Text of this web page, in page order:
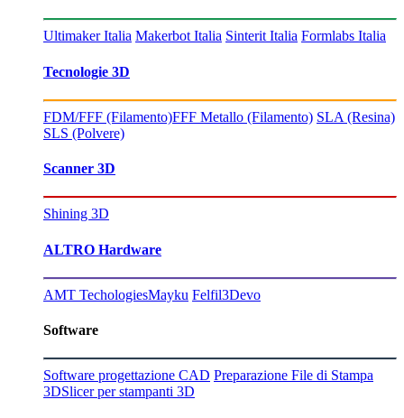
Ultimaker Italia Makerbot Italia Sinterit Italia Formlabs Italia
Tecnologie 3D
FDM/FFF (Filamento)FFF Metallo (Filamento) SLA (Resina)
SLS (Polvere)
Scanner 3D
Shining 3D
ALTRO Hardware
AMT TechologiesMayku Felfil3Devo
Software
Software progettazione CAD Preparazione File di Stampa
3DSlicer per stampanti 3D